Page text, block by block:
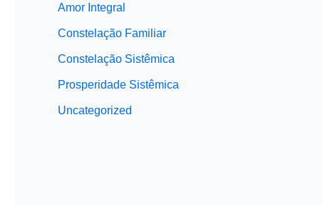
Amor Integral
Constelação Familiar
Constelação Sistêmica
Prosperidade Sistêmica
Uncategorized